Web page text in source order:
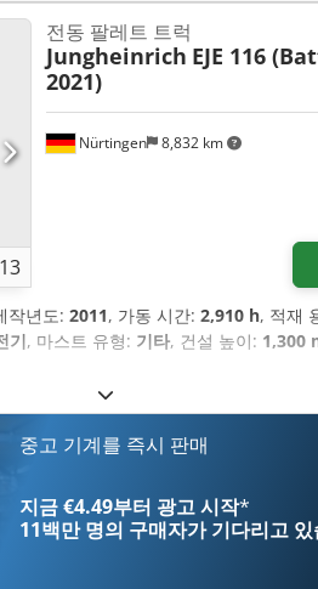
13
Nürtingen 8,832 km
전동 팔레트 트럭
Jungheinrich EJE 116
2021)
작년도: 2011, 가동 시간: 2,910 h, 적재
기, 마스트 유형: 기타, 건설 높이: 1,300
중고 기계를 즉시 판매
지금 €4.49부터 광고 시작*
11백만 명의 구매자가 기다리고